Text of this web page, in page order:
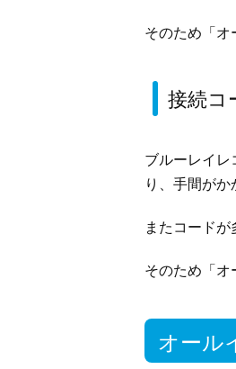
そのため「オ
接続コ
ブルーレイ
り、手間がか
またコード
そのため「オ
オール